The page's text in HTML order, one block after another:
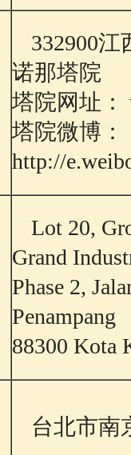
332900
诺那塔院
塔院网址：
塔院微博：
http://
Lot 20,
Grand
Phase 2,
Penampang
88300 Kota
台北市南